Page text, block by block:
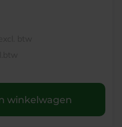
winkelwagen